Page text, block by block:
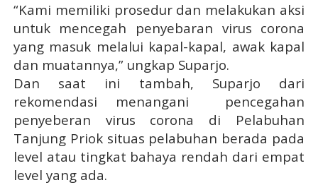
“Kami memiliki prosedur dan melakukan aksi
untuk mencegah penyebaran virus corona
yang masuk melalui kapal-kapal, awak kapal
dan muatannya,” ungkap Suparjo.
Dan saat ini tambah, Suparjo dari
rekomendasi menangani
pencegahan
penyeberan virus corona di Pelabuhan
Tanjung Priok situas pelabuhan berada pada
level atau tingkat bahaya rendah dari empat
level yang ada.